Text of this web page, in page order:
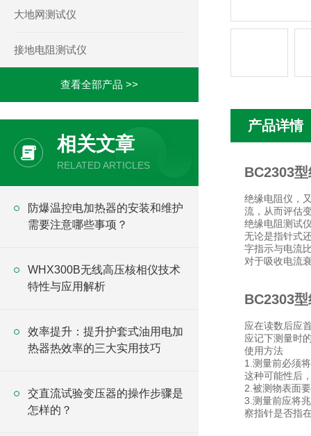
大地网测试仪
接地电阻测试仪
查看全部产品 >>
相关文章
RELATED ARTICLES
防爆温控电加热器的安装和维护
需要注意哪些事项？
WHX300B无线高压核相仪技术
特性与应用解析
效率提升：提升护套式油用电加
热器热效率的三大实用技巧
交直流试验变压器的操作步骤是
怎样的？
产品详情
BC2303
绝缘电阻仪，
流，从而评估
绝缘电阻测试
无论是指针式
字指示与电流
对于吸收电流
BC2303
应在读数后应
应记下测量时
使用方法
1.测量前必须
这种可能性后
2.被测物表面
3.测量前应将
察指针是否指